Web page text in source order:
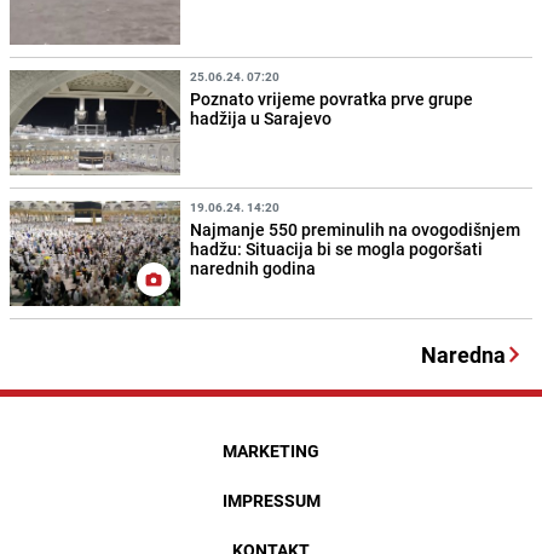
25.06.24. 07:20
Poznato vrijeme povratka prve grupe
hadžija u Sarajevo
19.06.24. 14:20
Najmanje 550 preminulih na ovogodišnjem
hadžu: Situacija bi se mogla pogoršati
narednih godina
Naredna
MARKETING
IMPRESSUM